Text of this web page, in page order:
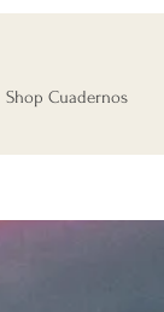
Shop Cuadernos